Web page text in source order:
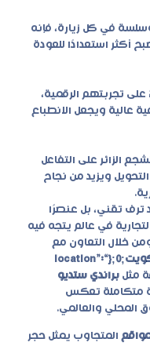
في كل زيارة، فإنه
أكثر استعدادًا للعودة
على تجربتهم الرقمية،
عالية ويجعل الانطباع
الزائر على التفاعل
ويزيد من نجاح
ترف تقني، بل عنصرًا
في عالم يتجه فيه
خلال التعاون مع
company;شركة تصميم المواقع في الكويت;0;{“location”:
مثل براندي ستديو
متكاملة تعكس
المحلي والعالمي.
المتجاوب يمثل حجر